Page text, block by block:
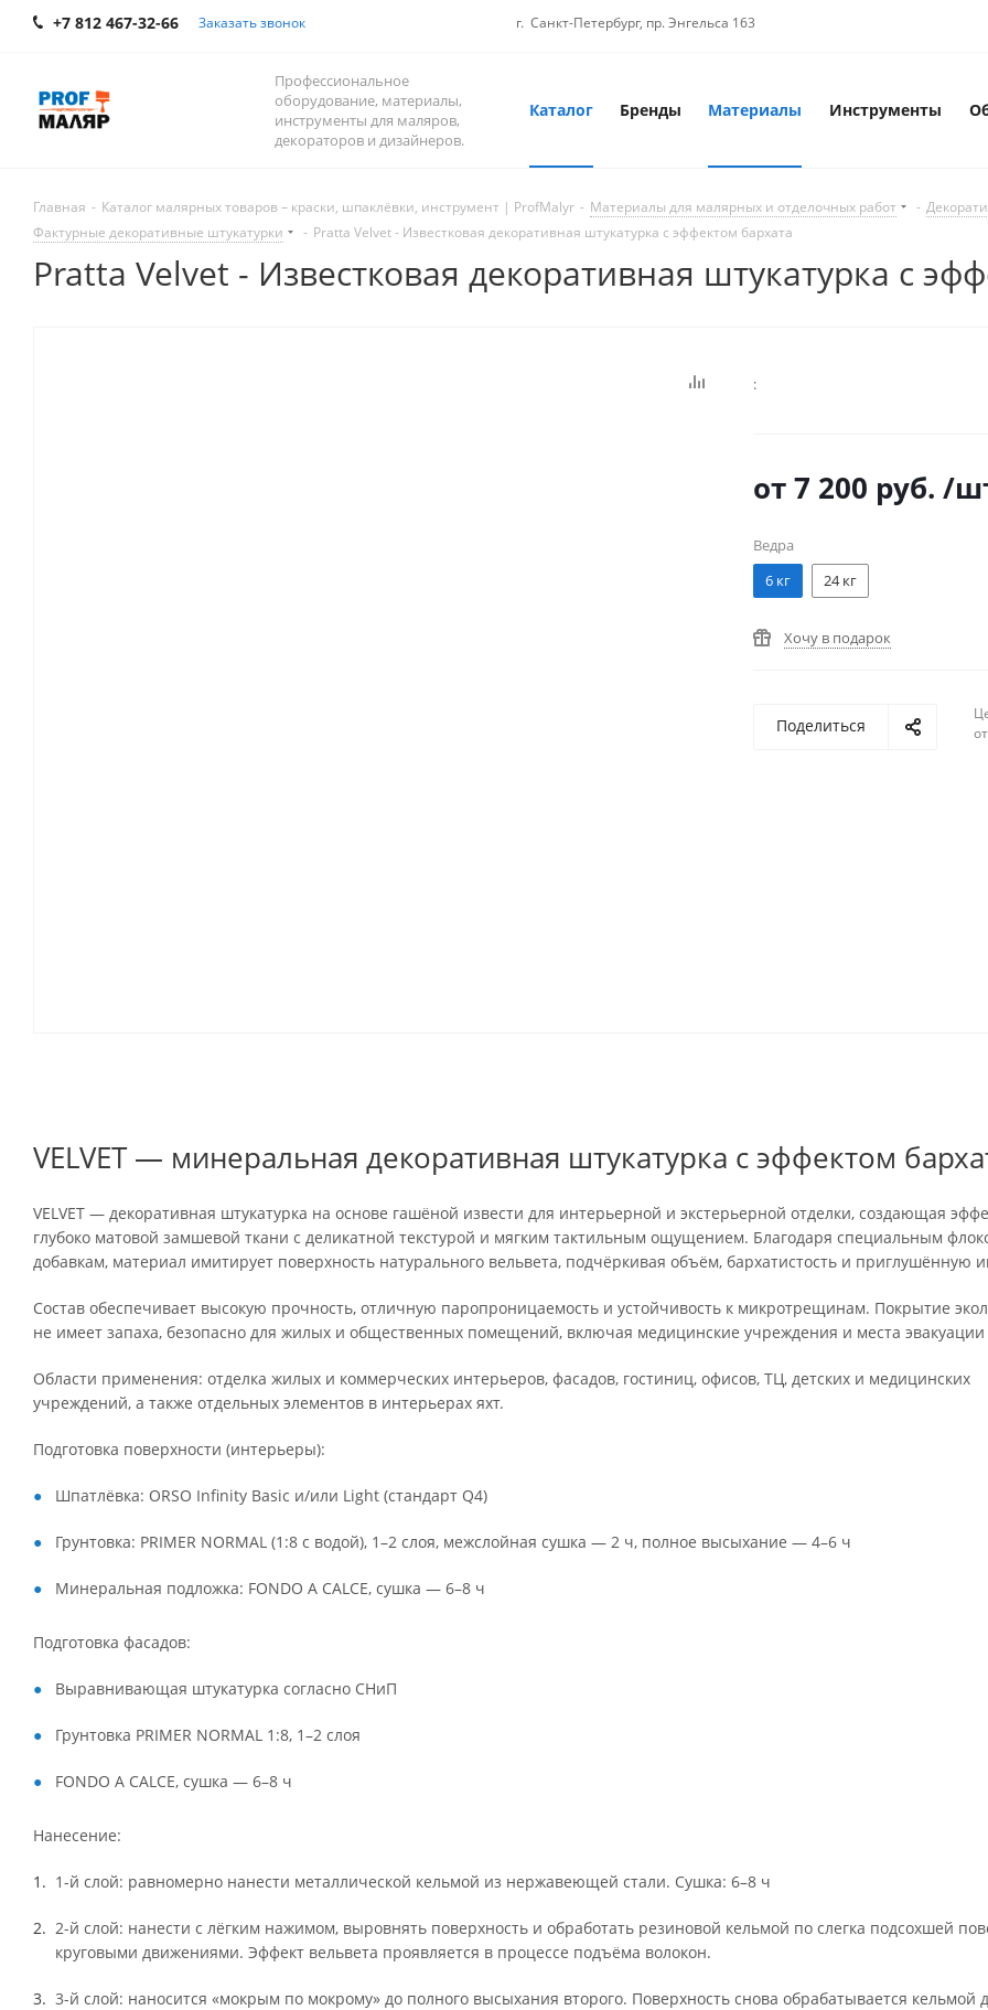
+7 812 467-32-66 Заказать звонок г. Санкт-Петербург, пр. Энгельса 163
Профессиональное
оборудование, материалы,
инструменты для маляров,
декораторов и дизайнеров.
Каталог Бренды Материалы Инструменты
Главная - Каталог малярных товаров – краски, шпаклёвки, инструмент | ProfMalyr - Материалы для малярных и отделочных работ -
Фактурные декоративные штукатурки
- Pratta Velvet - Известковая декоративная штукатурка с эффектом бархата
Pratta Velvet - Известковая декоративная штукатурка с
:
от7 200 руб. /
Ведра
6 кг
24 кг
Хочу в подарок
Поделиться
VELVET — минеральная декоративная штукатурка с эффектом
VELVET — декоративная штукатурка на основе гашёной извести для интерьерной и экстерьерной отделки, создающая
глубоко матовой замшевой ткани с деликатной текстурой и мягким тактильным ощущением. Благодаря специальным
добавкам, материал имитирует поверхность натурального вельвета, подчёркивая объём, бархатистость и приглушённую
Состав обеспечивает высокую прочность, отличную паропроницаемость и устойчивость к микротрещинам. Покрытие
не имеет запаха, безопасно для жилых и общественных помещений, включая медицинские учреждения и места
Области применения: отделка жилых и коммерческих интерьеров, фасадов, гостиниц, офисов, ТЦ, детских и медицинских
учреждений, а также отдельных элементов в интерьерах яхт.
Подготовка поверхности (интерьеры):
Шпатлёвка: ORSO Infinity Basic и/или Light (стандарт Q4)
Грунтовка: PRIMER NORMAL (1:8 с водой), 1–2 слоя, межслойная сушка — 2 ч, полное высыхание — 4–6 ч
Минеральная подложка: FONDO A CALCE, сушка — 6–8 ч
Подготовка фасадов:
Выравнивающая штукатурка согласно СНиП
Грунтовка PRIMER NORMAL 1:8, 1–2 слоя
FONDO A CALCE, сушка — 6–8 ч
Нанесение:
1-й слой: равномерно нанести металлической кельмой из нержавеющей стали. Сушка: 6–8 ч
2-й слой: нанести с лёгким нажимом, выровнять поверхность и обработать резиновой кельмой по слегка подсохшей
круговыми движениями. Эффект вельвета проявляется в процессе подъёма волокон.
3-й слой: наносится «мокрым по мокрому» до полного высыхания второго. Поверхность снова обрабатывается кельмой